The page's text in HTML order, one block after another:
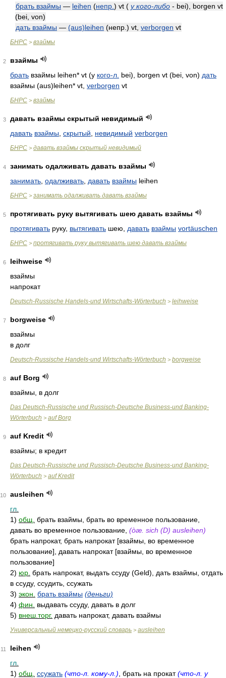
брать взаймы — leihen (непр. ) vt ( у кого-либо - bei), borgen vt
(bei, von)
дать взаймы — (aus)leihen (непр.) vt, verborgen vt
БНРС > взаймы
2
взаймы
брать взаймы leihen* vt (у кого-л. bei), borgen vt (bei, von) дать
взаймы (aus)leihen* vt, verborgen vt
БНРС > взаймы
3
давать взаймы скрытый невидимый
давать взаймы скрытый невидимый verborgen
БНРС > давать взаймы скрытый невидимый
4
занимать одалживать давать взаймы
занимать одалживать давать взаймы leihen
БНРС > занимать одалживать давать взаймы
5
протягивать руку вытягивать шею давать взаймы
протягивать руку, вытягивать шею, давать взаймы vortäuschen
БНРС > протягивать руку вытягивать шею давать взаймы
6
leihweise
взаймы
напрокат
Deutsch-Russische Handels-und Wirtschafts-Wörterbuch > leihweise
7
borgweise
взаймы
в долг
Deutsch-Russische Handels-und Wirtschafts-Wörterbuch > borgweise
8
auf Borg
взаймы, в долг
Das Deutsch-Russische und Russisch-Deutsche Business-und Banking-
Wörterbuch > auf Borg
9
auf Kredit
взаймы; в кредит
Das Deutsch-Russische und Russisch-Deutsche Business-und Banking-
Wörterbuch > auf Kredit
10
ausleihen
гл.
1) общ. брать взаймы, брать во временное пользование,
давать во временное пользование, (òæ. sich (D) ausleihen)
брать напрокат, брать напрокат [взаймы, во временное
пользование], давать напрокат [взаймы, во временное
пользование]
2) юр. брать напрокат, выдать ссуду (Geld), дать взаймы, отдать
в ссуду, ссудить, ссужать
3) экон. брaть взаймы (деньги)
4) фин.
выдавать ссуду, давать в долг
5) внеш.торг. давать напрокат, давать взаймы
Универсальный немецко-русский словарь > ausleihen
11
leihen
гл.
1) общ. ссужать (что-л. кому-л.) , брать на прокат(что-л. у